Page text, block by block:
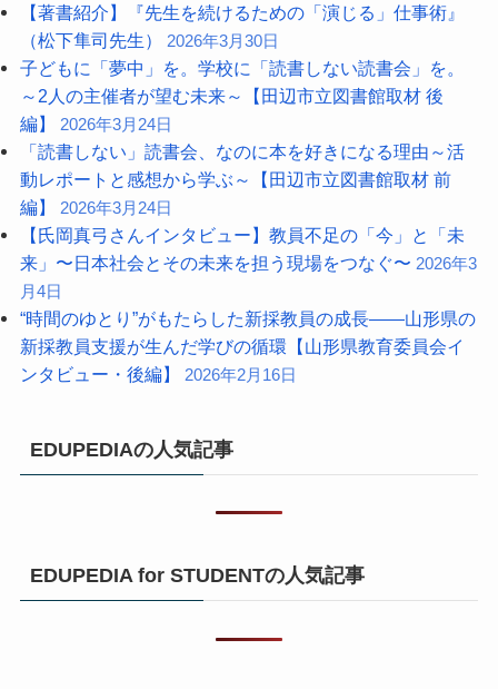
【著書紹介】『先生を続けるための「演じる」仕事術』
（松下隼司先生）
2026年3月30日
子どもに「夢中」を。学校に「読書しない読書会」を。
～2人の主催者が望む未来～【田辺市立図書館取材 後
編】
2026年3月24日
「読書しない」読書会、なのに本を好きになる理由～活
動レポートと感想から学ぶ～【田辺市立図書館取材 前
編】
2026年3月24日
【氏岡真弓さんインタビュー】教員不足の「今」と「未
来」〜日本社会とその未来を担う現場をつなぐ〜 2026年3
月4日
“時間のゆとり”がもたらした新採教員の成長――山形県の
新採教員支援が生んだ学びの循環【山形県教育委員会イ
ンタビュー・後編】
2026年2月16日
EDUPEDIAの人気記事
EDUPEDIA for STUDENTの人気記事